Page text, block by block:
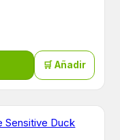
🛒 Añadir